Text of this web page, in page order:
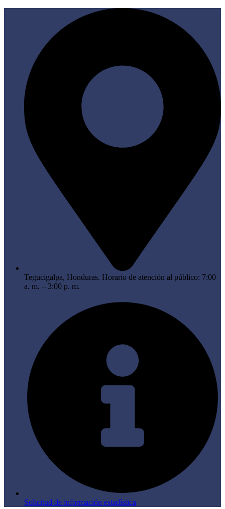
Tegucigalpa, Honduras. Horario de atención al público: 7:00
a. m. – 3:00 p. m.
Solicitud de información estadística